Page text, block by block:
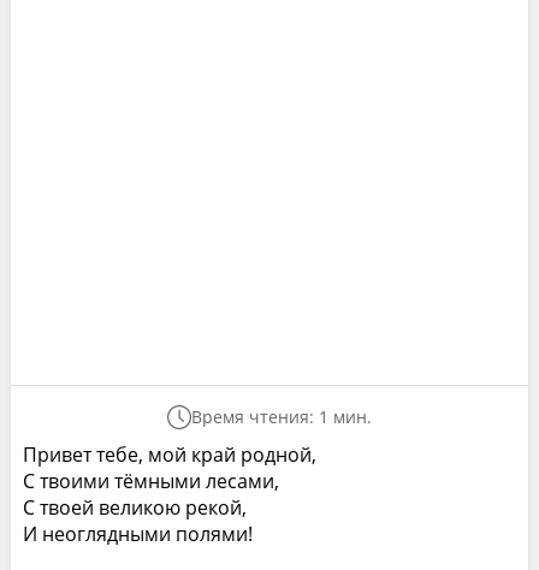
Время чтения: 1 мин.
Привет тебе, мой край родной,
С твоими тёмными лесами,
С твоей великою рекой,
И неоглядными полями!